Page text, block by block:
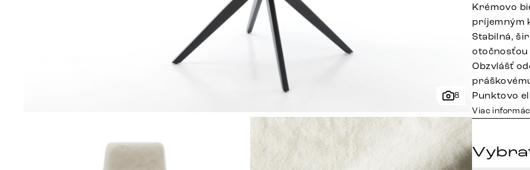
8
Krémovo
príjemným
Stabilná,
otočnosťou
Obzvlášť
Punktovo
Viac